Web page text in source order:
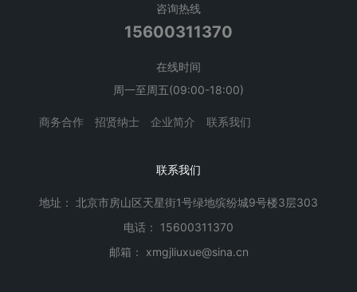
咨询热线
15600311370
在线时间
周一至周五(09:00-18:00)
商务合作 招贤纳士 企业简介 联系我们
联系我们
地址： 北京市房山区天星街1号绿地缤纷城9号楼3层303
电话： 15600311370
邮箱： xmgjliuxue@sina.cn